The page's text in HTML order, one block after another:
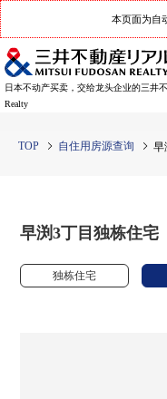
本页面为自
日本不动产买卖，交给龙头企业的三井
Realty
TOP 自住用房源查询 早
早渕3丁目独栋住宅
独栋住宅